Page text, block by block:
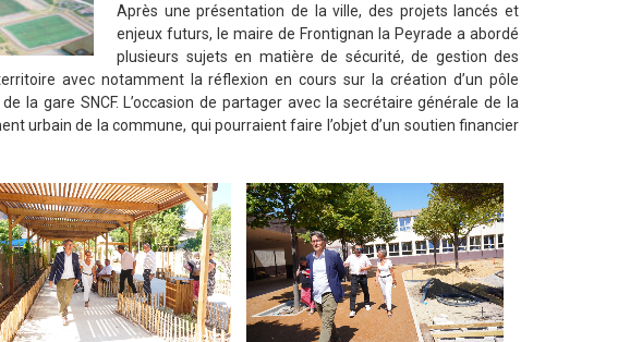
Après une présentation de la ville, des projets lancés et
enjeux futurs, le maire de Frontignan la Peyrade a abordé
plusieurs sujets en matière de sécurité, de gestion des
avec notamment la réflexion en cours sur la création d’un pôle
la gare SNCF. L’occasion de partager avec la secrétaire générale de la
urbain de la commune, qui pourraient faire l’objet d’un soutien financier